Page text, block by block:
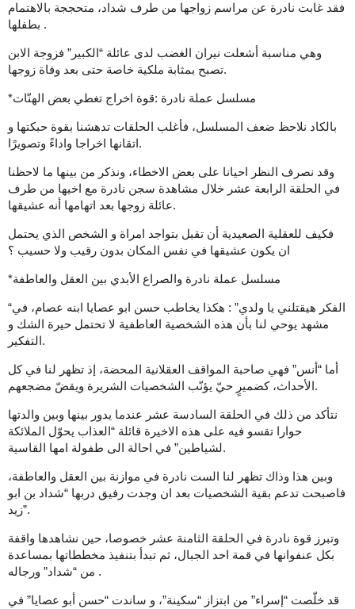
فقد غابت نادرة عن مراسم زواجها من طرف شداد، متحججة بالاهتمام
بطفلها .
وهي مناسبة أشعلت نيران الغضب لدى عائلة “الكبير” فزوجة الابن
تصبح بمثابة ملكية خاصة حتى بعد وفاة زوجها.
*مسلسل عملة نادرة :قوة اخراج تغطي بعض الهنّات
بالكاد نلاحظ ضعف المسلسل، فأغلب الحلقات تدهشنا بقوة حبكتها و
اتقانها اخراجا واداءً وتصويرًا.
وقد نصرف النظر احيانا على بعض الاخطاء، ونذكر من بينها ما لاحظنا
في الحلقة الرابعة عشر خلال مشاهدة سجن نادرة مع اخيها من طرف
عائلة زوجها بعد اتهامها أنه عشيقها.
فكيف للعقلية الصعيدية أن تقبل بتواجد امراة و الشخص الذي يحتمل
ان يكون عشيقها في نفس المكان بدون رقيب ولا حسيب ؟
*مسلسل عملة نادرة والصراع الأبدي بين العقل والعاطفة
“الفكر هيقتلني يا ولدي” : هكذا يخاطب حسن ابو عصايا ابنه عصام، في
مشهد يوحي لنا بأن هذه الشخصية العاطفية لا تحتمل حيرة الشك و
التفكير.
أما “أنس” فهي صاحبة المواقف العقلانية المحضة، إذ تظهر لنا في كل
الأحداث، كضميرٍ حيّ يؤنّب الشخصيات الشريرة ويقضّ مضجعهم.
نتأكد من ذلك في الحلقة السادسة عشر عندما يدور بينها وبين والدتها
حوارا تقسو فيه على هذه الاخيرة قائلة “العذاب يحوّل الملائكة
لشياطين” في احالة الى طفولة امها القاسية.
وبين هذا وذاك تظهر لنا الست نادرة في موازنة بين العقل والعاطفة،
فاصبحت تدعم بقية الشخصيات بعد ان وجدت رفيق دربها “شداد بن ابو
زيد”.
وتبرز قوة نادرة في الحلقة الثامنة عشر خصوصا، حين نشاهدها واقفة
بكل عنفوانها في قمة احد الجبال، ثم تبدأ بتنفيذ مخططاتها بمساعدة
من “شداد” ورجاله .
قد خلّصت “إسراء” من ابتزاز “سكينة”، و ساندت “حسن أبو عصايا” في